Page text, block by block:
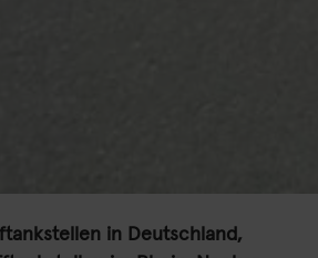
in Deutschland,